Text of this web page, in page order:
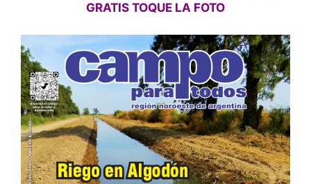
GRATIS TOQUE LA FOTO